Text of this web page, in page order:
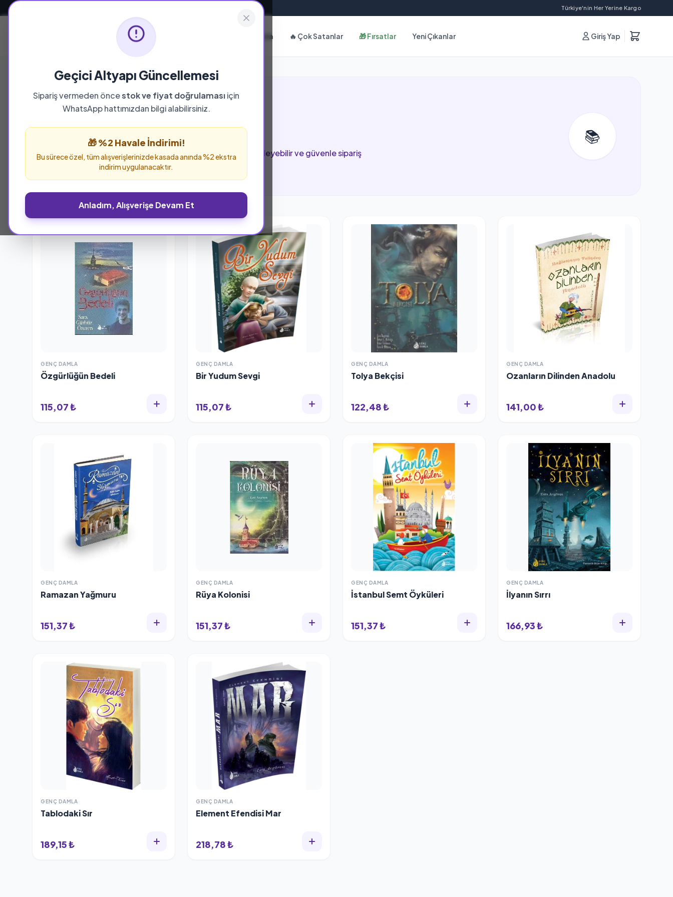
Geçici Altyapı Güncellemesi
Sipariş vermeden öncestok ve fiyat doğrulamasıiçin
WhatsApp hattımızdan bilgi alabilirsiniz.
🎁 %2 Havale İndirimi!
Bu sürece özel, tüm alışverişlerinizde kasada anında %2 ekstra
indirim uygulanacaktır.
Anladım, Alışverişe Devam Et
Türkiye'nin Her Yerine Kargo
Hakkımızda 🔥 Çok Satanlar 🎁 Fırsatlar Yeni Çıkanlar Giriş Yap
YAYINEVI
Genç Damla
Genç Damla yayınevine ait tüm eserleri bu sayfada inceleyebilir ve güvenle sipariş
verebilirsiniz.
📚
GENÇ DAMLA
Özgürlüğün Bedeli
115,07 ₺
GENÇ DAMLA
Bir Yudum Sevgi
115,07 ₺
GENÇ DAMLA
Tolya Bekçisi
122,48 ₺
GENÇ DAMLA
Ozanların Dilinden Anadolu
141,00 ₺
GENÇ DAMLA
Ramazan Yağmuru
151,37 ₺
GENÇ DAMLA
Rüya Kolonisi
151,37 ₺
GENÇ DAMLA
İstanbul Semt Öyküleri
151,37 ₺
GENÇ DAMLA
İlyanın Sırrı
166,93 ₺
GENÇ DAMLA
Tablodaki Sır
189,15 ₺
GENÇ DAMLA
Element Efendisi Mar
218,78 ₺